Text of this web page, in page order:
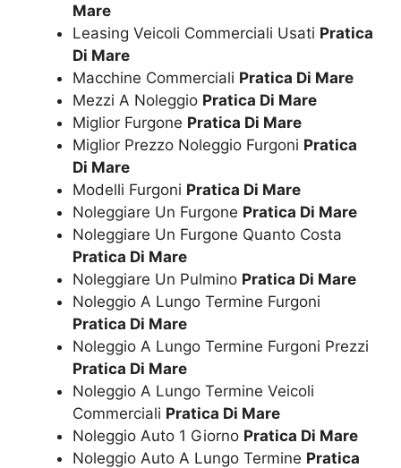
Mare
Leasing Veicoli Commerciali Usati Pratica
Di Mare
Macchine Commerciali Pratica Di Mare
Mezzi A Noleggio Pratica Di Mare
Miglior Furgone Pratica Di Mare
Miglior Prezzo Noleggio Furgoni Pratica
Di Mare
Modelli Furgoni Pratica Di Mare
Noleggiare Un Furgone Pratica Di Mare
Noleggiare Un Furgone Quanto Costa
Pratica Di Mare
Noleggiare Un Pulmino Pratica Di Mare
Noleggio A Lungo Termine Furgoni
Pratica Di Mare
Noleggio A Lungo Termine Furgoni Prezzi
Pratica Di Mare
Noleggio A Lungo Termine Veicoli
Commerciali Pratica Di Mare
Noleggio Auto 1 Giorno Pratica Di Mare
Noleggio Auto A Lungo Termine Pratica